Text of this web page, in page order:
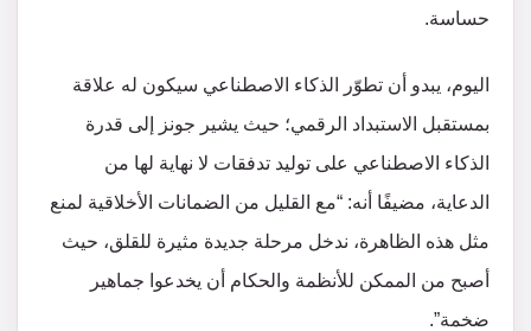
حساسة.
اليوم، يبدو أن تطوّر الذكاء الاصطناعي سيكون له علاقة
بمستقبل الاستبداد الرقمي؛ حيث يشير جونز إلى قدرة
الذكاء الاصطناعي على توليد تدفقات لا نهاية لها من
الدعاية، مضيفًا أنه: “مع القليل من الضمانات الأخلاقية لمنع
مثل هذه الظاهرة، ندخل مرحلة جديدة مثيرة للقلق، حيث
أصبح من الممكن للأنظمة والحكام أن يخدعوا جماهير
ضخمة”.